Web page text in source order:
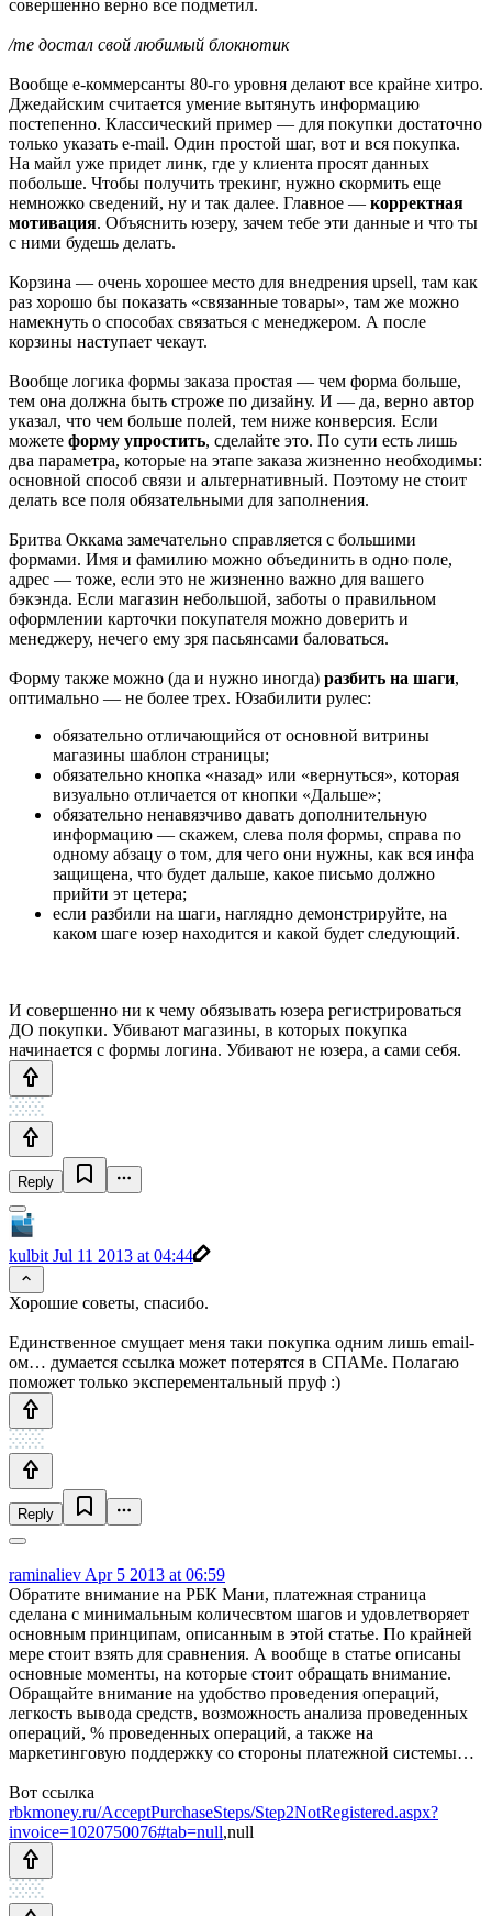
совершенно верно все подметил.
/me достал свой любимый блокнотик
Вообще е-коммерсанты 80-го уровня делают все крайне хитро.
Джедайским считается умение вытянуть информацию
постепенно. Классический пример — для покупки достаточно
только указать e-mail. Один простой шаг, вот и вся покупка.
На майл уже придет линк, где у клиента просят данных
побольше. Чтобы получить трекинг, нужно скормить еще
немножко сведений, ну и так далее. Главное — корректная
мотивация. Объяснить юзеру, зачем тебе эти данные и что ты
с ними будешь делать.
Корзина — очень хорошее место для внедрения upsell, там как
раз хорошо бы показать «связанные товары», там же можно
намекнуть о способах связаться с менеджером. А после
корзины наступает чекаут.
Вообще логика формы заказа простая — чем форма больше,
тем она должна быть строже по дизайну. И — да, верно автор
указал, что чем больше полей, тем ниже конверсия. Если
можете форму упростить, сделайте это. По сути есть лишь
два параметра, которые на этапе заказа жизненно необходимы:
основной способ связи и альтернативный. Поэтому не стоит
делать все поля обязательными для заполнения.
Бритва Оккама замечательно справляется с большими
формами. Имя и фамилию можно объединить в одно поле,
адрес — тоже, если это не жизненно важно для вашего
бэкэнда. Если магазин небольшой, заботы о правильном
оформлении карточки покупателя можно доверить и
менеджеру, нечего ему зря пасьянсами баловаться.
Форму также можно (да и нужно иногда) разбить на шаги,
оптимально — не более трех. Юзабилити рулес:
обязательно отличающийся от основной витрины
магазины шаблон страницы;
обязательно кнопка «назад» или «вернуться», которая
визуально отличается от кнопки «Дальше»;
обязательно ненавязчиво давать дополнительную
информацию — скажем, слева поля формы, справа по
одному абзацу о том, для чего они нужны, как вся инфа
защищена, что будет дальше, какое письмо должно
прийти эт цетера;
если разбили на шаги, наглядно демонстрируйте, на
каком шаге юзер находится и какой будет следующий.
И совершенно ни к чему обязывать юзера регистрироваться
ДО покупки. Убивают магазины, в которых покупка
начинается с формы логина. Убивают не юзера, а сами себя.
Reply
kulbit Jul 11 2013 at 04:44
Хорошие советы, спасибо.
Единственное смущает меня таки покупка одним лишь email-
ом… думается ссылка может потерятся в СПАМе. Полагаю
поможет только эксперементальный пруф :)
Reply
raminaliev Apr 5 2013 at 06:59
Обратите внимание на РБК Мани, платежная страница
сделана с минимальным количесвтом шагов и удовлетворяет
основным принципам, описанным в этой статье. По крайней
мере стоит взять для сравнения. А вообще в статье описаны
основные моменты, на которые стоит обращать внимание.
Обращайте внимание на удобство проведения операций,
легкость вывода средств, возможность анализа проведенных
операций, % проведенных операций, а также на
маркетинговую поддержку со стороны платежной системы…
Вот ссылка
rbkmoney.ru/AcceptPurchaseSteps/Step2NotRegistered.aspx?
invoice=1020750076#tab=null,null